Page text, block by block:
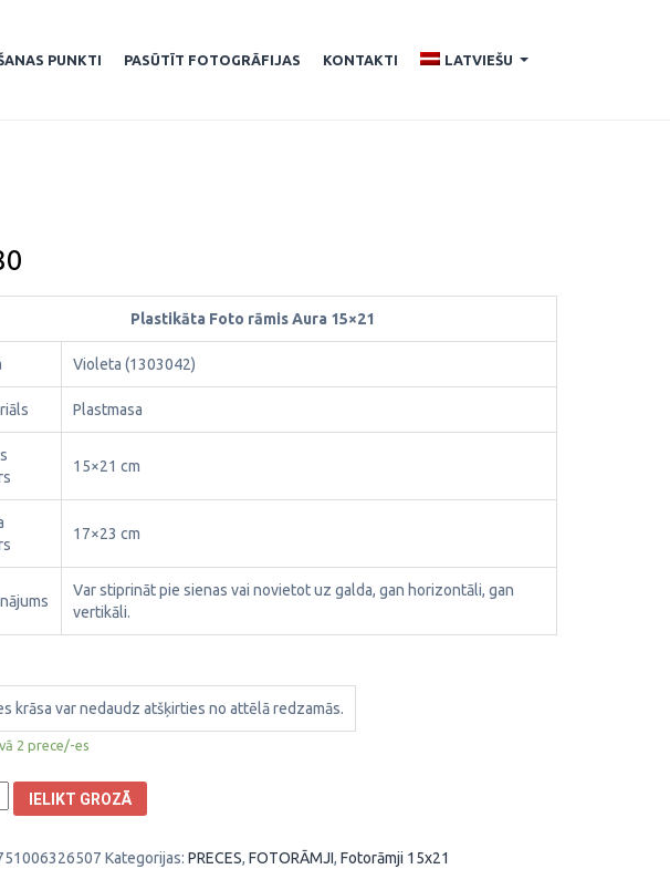
PUNKTI PASŪTĪT FOTOGRĀFIJAS KONTAKTI
LATVIEŠU
Plastikāta Foto rāmis Aura 15×21
Violeta (1303042)
Plastmasa
15×21 cm
17×23 cm
Var stiprināt pie sienas vai novietot uz galda, gan horizontāli, gan
vertikāli.
krāsa var nedaudz atšķirties no attēlā redzamās.
2 prece/-es
IELIKT GROZĀ
Kategorijas: PRECES, FOTORĀMJI, Fotorāmji 15x21